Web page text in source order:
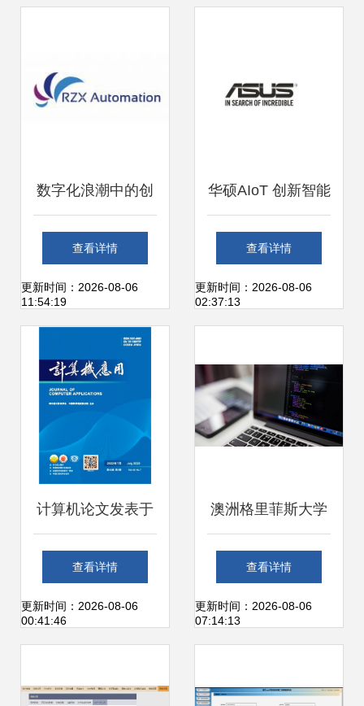
数字化浪潮中的创
新引擎 青岛瑞智鑫
自动化设备与软件
查看详情
更新时间：2026-08-06
11:54:19
华硕AIoT 创新智能
制造解决方案加速
工业升级
查看详情
更新时间：2026-08-06
02:37:13
计算机论文发表于
何方？——软件设
计与开发领域权威
查看详情
更新时间：2026-08-06
00:41:46
澳洲格里菲斯大学
计算机专业解析 电
脑软件设计与开发
查看详情
更新时间：2026-08-06
07:14:13